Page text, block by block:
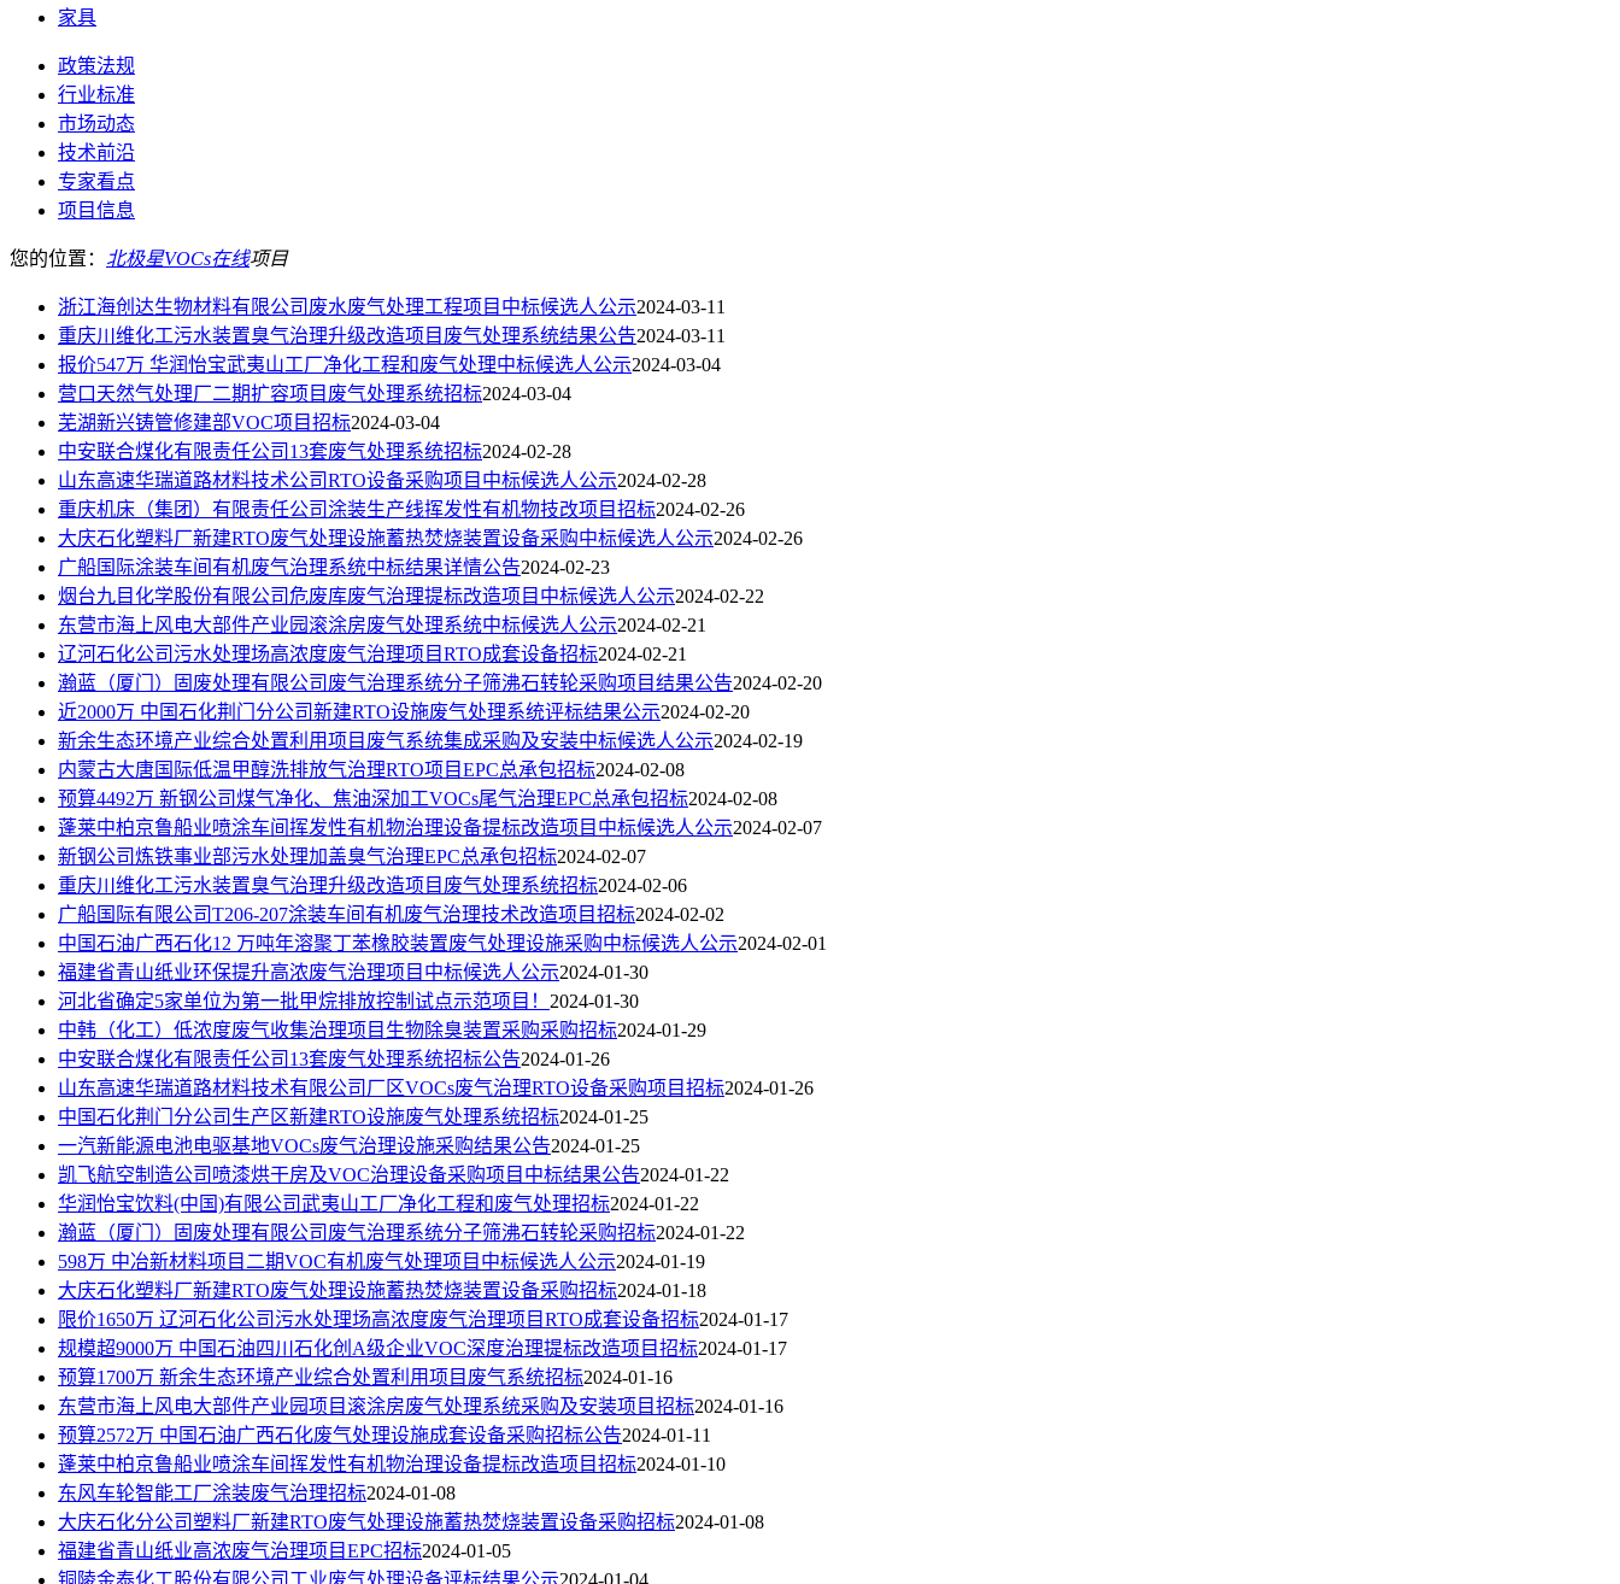
家具
政策法规
行业标准
市场动态
技术前沿
专家看点
项目信息
您的位置： 北极星VOCs在线项目
浙江海创达生物材料有限公司废水废气处理工程项目中标候选人公示2024-03-11
重庆川维化工污水装置臭气治理升级改造项目废气处理系统结果公告2024-03-11
报价547万 华润怡宝武夷山工厂净化工程和废气处理中标候选人公示2024-03-04
营口天然气处理厂二期扩容项目废气处理系统招标2024-03-04
芜湖新兴铸管修建部VOC项目招标2024-03-04
中安联合煤化有限责任公司13套废气处理系统招标2024-02-28
山东高速华瑞道路材料技术公司RTO设备采购项目中标候选人公示2024-02-28
重庆机床（集团）有限责任公司涂装生产线挥发性有机物技改项目招标2024-02-26
大庆石化塑料厂新建RTO废气处理设施蓄热焚烧装置设备采购中标候选人公示2024-02-26
广船国际涂装车间有机废气治理系统中标结果详情公告2024-02-23
烟台九目化学股份有限公司危废库废气治理提标改造项目中标候选人公示2024-02-22
东营市海上风电大部件产业园滚涂房废气处理系统中标候选人公示2024-02-21
辽河石化公司污水处理场高浓度废气治理项目RTO成套设备招标2024-02-21
瀚蓝（厦门）固废处理有限公司废气治理系统分子筛沸石转轮采购项目结果公告2024-02-20
近2000万 中国石化荆门分公司新建RTO设施废气处理系统评标结果公示2024-02-20
新余生态环境产业综合处置利用项目废气系统集成采购及安装中标候选人公示2024-02-19
内蒙古大唐国际低温甲醇洗排放气治理RTO项目EPC总承包招标2024-02-08
预算4492万 新钢公司煤气净化、焦油深加工VOCs尾气治理EPC总承包招标2024-02-08
蓬莱中柏京鲁船业喷涂车间挥发性有机物治理设备提标改造项目中标候选人公示2024-02-07
新钢公司炼铁事业部污水处理加盖臭气治理EPC总承包招标2024-02-07
重庆川维化工污水装置臭气治理升级改造项目废气处理系统招标2024-02-06
广船国际有限公司T206-207涂装车间有机废气治理技术改造项目招标2024-02-02
中国石油广西石化12 万吨年溶聚丁苯橡胶装置废气处理设施采购中标候选人公示2024-02-01
福建省青山纸业环保提升高浓废气治理项目中标候选人公示2024-01-30
河北省确定5家单位为第一批甲烷排放控制试点示范项目！ 2024-01-30
中韩（化工）低浓度废气收集治理项目生物除臭装置采购采购招标2024-01-29
中安联合煤化有限责任公司13套废气处理系统招标公告2024-01-26
山东高速华瑞道路材料技术有限公司厂区VOCs废气治理RTO设备采购项目招标2024-01-26
中国石化荆门分公司生产区新建RTO设施废气处理系统招标2024-01-25
一汽新能源电池电驱基地VOCs废气治理设施采购结果公告2024-01-25
凯飞航空制造公司喷漆烘干房及VOC治理设备采购项目中标结果公告2024-01-22
华润怡宝饮料(中国)有限公司武夷山工厂净化工程和废气处理招标2024-01-22
瀚蓝（厦门）固废处理有限公司废气治理系统分子筛沸石转轮采购招标2024-01-22
598万 中冶新材料项目二期VOC有机废气处理项目中标候选人公示2024-01-19
大庆石化塑料厂新建RTO废气处理设施蓄热焚烧装置设备采购招标2024-01-18
限价1650万 辽河石化公司污水处理场高浓度废气治理项目RTO成套设备招标2024-01-17
规模超9000万 中国石油四川石化创A级企业VOC深度治理提标改造项目招标2024-01-17
预算1700万 新余生态环境产业综合处置利用项目废气系统招标2024-01-16
东营市海上风电大部件产业园项目滚涂房废气处理系统采购及安装项目招标2024-01-16
预算2572万 中国石油广西石化废气处理设施成套设备采购招标公告2024-01-11
蓬莱中柏京鲁船业喷涂车间挥发性有机物治理设备提标改造项目招标2024-01-10
东风车轮智能工厂涂装废气治理招标2024-01-08
大庆石化分公司塑料厂新建RTO废气处理设施蓄热焚烧装置设备采购招标2024-01-08
福建省青山纸业高浓废气治理项目EPC招标2024-01-05
铜陵金泰化工股份有限公司工业废气处理设备评标结果公示2024-01-04